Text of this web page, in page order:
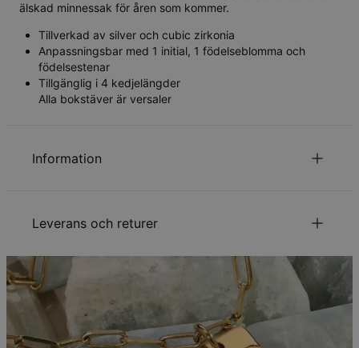
älskad minnessak för åren som kommer.
Tillverkad av silver och cubic zirkonia
Anpassningsbar med 1 initial, 1 födelseblomma och
födelsestenar
Tillgänglig i 4 kedjelängder
Alla bokstäver är versaler
Information
Kedjetyp
Ankarkedja
Kedjeförlängning
5 cm
Mått på hängsmycke
21.34mm x 13.97mm
Typ av sten
Inläggning cubic zirconia månadssten
Hypoallergenisk
Nickelfri
Leverans och returer
Din beställning kommer att skickas med följande
leveranssätt:
Metod Beräknat leveransdatum
Få det senast